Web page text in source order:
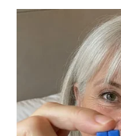
SULSEL